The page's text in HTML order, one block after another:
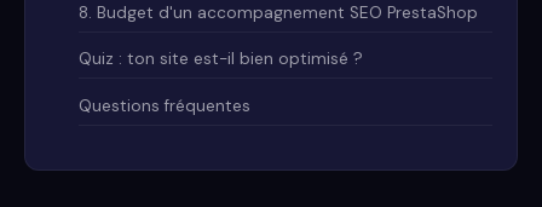
8. Budget d'un accompagnement SEO PrestaShop
Quiz : ton site est-il bien optimisé ?
Questions fréquentes